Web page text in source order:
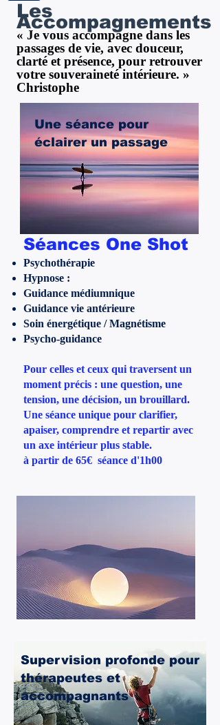
Les
Accompagnements
« Je vous accompagne dans les
passages de vie, avec douceur,
clarté et présence, pour retrouver
votre souveraineté intérieure. »
Christophe
Une séance pour
éclairer un passage
Séances One Shot
Psychothérapie
Hypnose :
Guidance médiumnique
Guidance vie antérieure
Soin énergétique / Magnétisme
Psycho-guidance
Pour celles et ceux qui traversent un
moment précis : une question, une
tension, une décision, un brouillard.
Une séance unique pour clarifier,
apaiser, comprendre et repartir avec
un axe intérieur plus stable.
à partir de 65€ séance d'1h00
Supervision profonde pour
thérapeutes et
accompagnants